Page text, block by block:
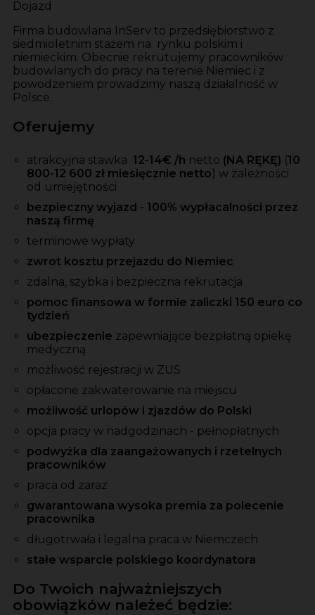
Dojazd
Firma budowlana InServ to przedsiębiorstwo z
siedmioletnim stażem na rynku polskim i
niemieckim. Obecnie rekrutujemy pracowników
budowlanych do pracy na terenie Niemiec i z
powodzeniem prowadzimy naszą działalność w
Polsce.
Oferujemy
atrakcyjna stawka 12-14€ /h netto (NA RĘKĘ) (10
800-12 600 zł miesięcznie netto) w zależności
od umiejętności
bezpieczny wyjazd - 100% wypłacalności przez
naszą firmę
terminowe wypłaty
zwrot kosztu przejazdu do Niemiec
zdalna, szybka i bezpieczna rekrutacja
pomoc finansowa w formie zaliczki 150 euro co
tydzień
ubezpieczenie zapewniające bezpłatną opiekę
medyczną
możliwość rejestracji w ZUS
opłacone zakwaterowanie na miejscu
możliwość urlopów i zjazdów do Polski
opcja pracy w nadgodzinach - pełnopłatnych
podwyżka dla zaangażowanych i rzetelnych
pracowników
praca od zaraz
gwarantowana wysoka premia za polecenie
pracownika
długotrwała i legalna praca w Niemczech
stałe wsparcie polskiego koordynatora
Do Twoich najważniejszych
obowiązków należeć będzie: